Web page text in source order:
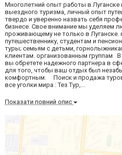
Многолетний опыт работы в
выездного туризма, личный опыт
твердо и уверенно назвать себя
бизнесе. Свое внимание мы уделяем
проживающему не только в Луганске.
путешественнику, студентам и
туры; семьям с детьми,
клиентам. организованным группам В
вы обретете надежного партнера в
для того, чтобы ваш отдых был
комфортным. Поиск и продажа
все уголки мира : Тез Тур,...
Показати повний опис